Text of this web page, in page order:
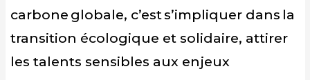
carbone globale, c’est s’impliquer dans la
transition écologique et solidaire, attirer
les talents sensibles aux enjeux